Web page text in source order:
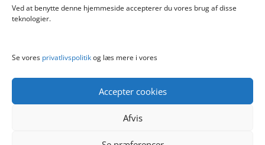
Ved at benytte denne hjemmeside accepterer du vores brug af disse
teknologier.
Se vores privatlivspolitikog læs mere i vores
Accepter cookies
Afvis
Kontakt
Privatlivspolitik